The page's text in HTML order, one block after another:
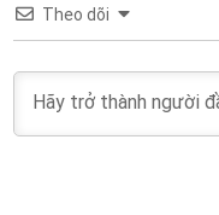
Theo dõi